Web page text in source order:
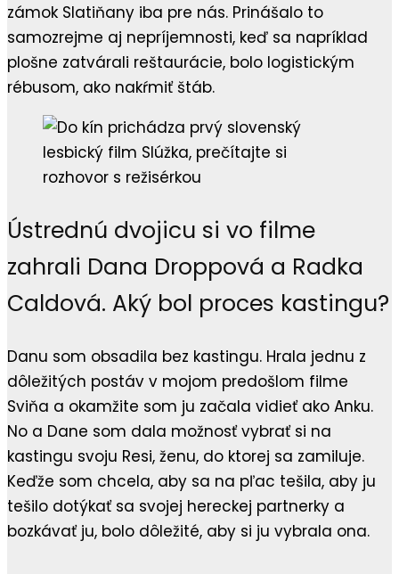
zámok Slatiňany iba pre nás. Prinášalo to
samozrejme aj nepríjemnosti, keď sa napríklad
plošne zatvárali reštaurácie, bolo logistickým
rébusom, ako nakŕmiť štáb.
Ústrednú dvojicu si vo filme
zahrali Dana Droppová a Radka
Caldová. Aký bol proces kastingu?
Danu som obsadila bez kastingu. Hrala jednu z
dôležitých postáv v mojom predošlom filme
Sviňa a okamžite som ju začala vidieť ako Anku.
No a Dane som dala možnosť vybrať si na
kastingu svoju Resi, ženu, do ktorej sa zamiluje.
Keďže som chcela, aby sa na pľac tešila, aby ju
tešilo dotýkať sa svojej hereckej partnerky a
bozkávať ju, bolo dôležité, aby si ju vybrala ona.